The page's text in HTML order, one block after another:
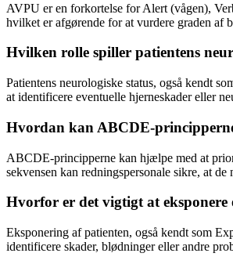
AVPU er en forkortelse for Alert (vågen),
hvilket er afgørende for at vurdere graden af
Hvilken rolle spiller patientens
Patientens neurologiske status, også kendt
at identificere eventuelle hjerneskader eller
Hvordan kan ABCDE-
ABCDE-principperne kan hjælpe med at
sekvensen kan redningspersonale sikre, at
Hvorfor er det vigtigt at eksponere
Eksponering af patienten, også kendt som
identificere skader, blødninger eller andre